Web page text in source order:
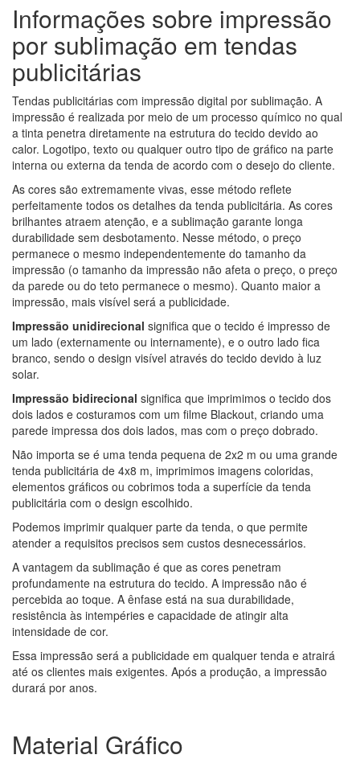
Informações sobre impressão
por sublimação em tendas
publicitárias
Tendas publicitárias com impressão digital por sublimação. A
impressão é realizada por meio de um processo químico no qual
a tinta penetra diretamente na estrutura do tecido devido ao
calor. Logotipo, texto ou qualquer outro tipo de gráfico na parte
interna ou externa da tenda de acordo com o desejo do cliente.
As cores são extremamente vivas, esse método reflete
perfeitamente todos os detalhes da tenda publicitária. As cores
brilhantes atraem atenção, e a sublimação garante longa
durabilidade sem desbotamento. Nesse método, o preço
permanece o mesmo independentemente do tamanho da
impressão (o tamanho da impressão não afeta o preço, o preço
da parede ou do teto permanece o mesmo). Quanto maior a
impressão, mais visível será a publicidade.
Impressão unidirecional significa que o tecido é impresso de
um lado (externamente ou internamente), e o outro lado fica
branco, sendo o design visível através do tecido devido à luz
solar.
Impressão bidirecional significa que imprimimos o tecido dos
dois lados e costuramos com um filme Blackout, criando uma
parede impressa dos dois lados, mas com o preço dobrado.
Não importa se é uma tenda pequena de 2x2 m ou uma grande
tenda publicitária de 4x8 m, imprimimos imagens coloridas,
elementos gráficos ou cobrimos toda a superfície da tenda
publicitária com o design escolhido.
Podemos imprimir qualquer parte da tenda, o que permite
atender a requisitos precisos sem custos desnecessários.
A vantagem da sublimação é que as cores penetram
profundamente na estrutura do tecido. A impressão não é
percebida ao toque. A ênfase está na sua durabilidade,
resistência às intempéries e capacidade de atingir alta
intensidade de cor.
Essa impressão será a publicidade em qualquer tenda e atrairá
até os clientes mais exigentes. Após a produção, a impressão
durará por anos.
Material Gráfico